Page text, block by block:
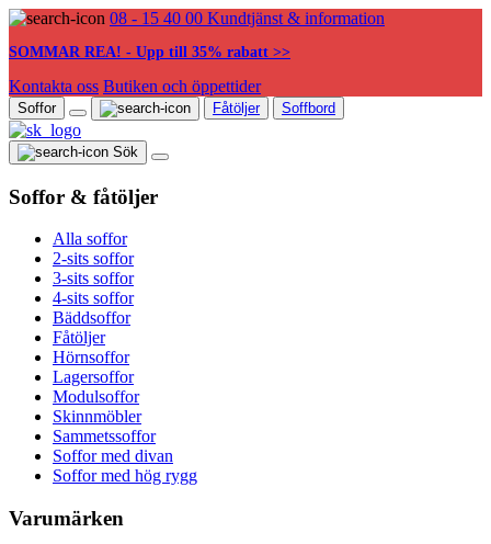
08 - 15 40 00 Kundtjänst & information
SOMMAR REA! - Upp till 35% rabatt >>
Kontakta oss Butiken och öppettider
Soffor Fåtöljer Soffbord
Sök
Soffor & fåtöljer
Alla soffor
2-sits soffor
3-sits soffor
4-sits soffor
Bäddsoffor
Fåtöljer
Hörnsoffor
Lagersoffor
Modulsoffor
Skinnmöbler
Sammetssoffor
Soffor med divan
Soffor med hög rygg
Varumärken